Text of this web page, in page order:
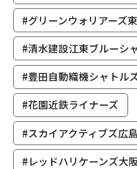
#グリーンウォリアーズ
#清水建設江東ブルーシ
#豊田自動織機シャトル
#花園近鉄ライナーズ
#スカイアクティブズ広島
#レッドハリケーンズ大